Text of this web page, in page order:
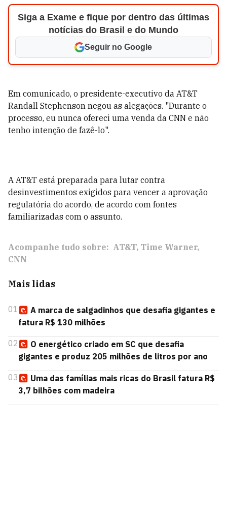
Siga a Exame e fique por dentro das últimas
notícias do Brasil e do Mundo
Seguir no Google
Em comunicado, o presidente-executivo da AT&T
Randall Stephenson negou as alegações. "Durante o
processo, eu nunca ofereci uma venda da CNN e não
tenho intenção de fazê-lo".
A AT&T está preparada para lutar contra
desinvestimentos exigidos para vencer a aprovação
regulatória do acordo, de acordo com fontes
familiarizadas com o assunto.
Acompanhe tudo sobre: AT&T Time Warner
CNN
Mais lidas
01
A marca de salgadinhos que desafia gigantes e
fatura R$ 130 milhões
02
O energético criado em SC que desafia
gigantes e produz 205 milhões de litros por ano
03
Uma das famílias mais ricas do Brasil fatura R$
3,7 bilhões com madeira